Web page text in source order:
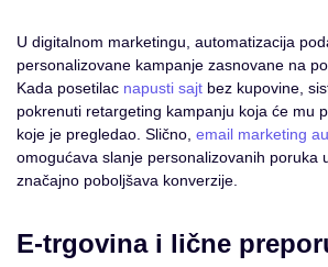
U digitalnom marketingu, automatizacija
personalizovane kampanje zasnovane na
Kada posetilac napusti sajt bez kupovine,
pokrenuti retargeting kampanju koja će mu
koje je pregledao. Slično, email marketing
omogućava slanje personalizovanih poruka
značajno poboljšava konverzije.
E-trgovina i lične